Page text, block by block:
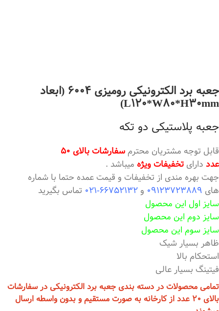
جعبه برد الکترونیکی رومیزی 6004 (ابعاد
L120*W80*H30mm)
جعبه پلاستیکی دو تکه
قابل توجه مشتریان محترم
سفارشات بالای 50
عدد دارای تخفیفات ویژه میباشد .
جهت بهره مندی از تخفیفات و قیمت عمده حتما با شماره
های 09123723889 و 66752132-021
تماس بگیرید
سایز اول این محصول
سایز دوم این محصول
سایز سوم این محصول
ظاهر بسیار شیک
استحکام بالا
فیتینگ بسیار عالی
تمامی محصولات در دسته بندی جعبه برد الکترونیکی در سفارشات
بالای 20 عدد از کارخانه به صورت مستقیم و بدون واسطه ارسال